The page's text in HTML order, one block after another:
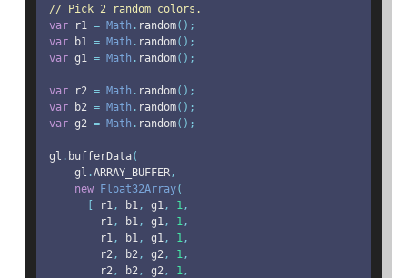
// Pick 2 random colors.
var r1 = Math . random();
var b1 = Math . random();
var g1 = Math . random();
var r2 = Math . random();
var b2 = Math . random();
var g2 = Math . random();
  gl
. bufferData(
      gl
.ARRAY_BUFFER,
new
Float32Array(
r1, b1, g1, 1,
          r1
, b1, g1, 1,
          r1
, b1, g1, 1,
          r2
, b2, g2, 1,
          r2
, b2, g2, 1,